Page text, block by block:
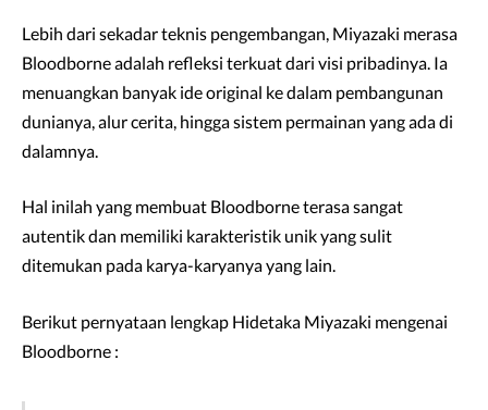
Lebih dari sekadar teknis pengembangan, Miyazaki merasa
Bloodborne adalah refleksi terkuat dari visi pribadinya. Ia
menuangkan banyak ide original ke dalam pembangunan
dunianya, alur cerita, hingga sistem permainan yang ada di
dalamnya.
Hal inilah yang membuat Bloodborne terasa sangat
autentik dan memiliki karakteristik unik yang sulit
ditemukan pada karya-karyanya yang lain.
Berikut pernyataan lengkap Hidetaka Miyazaki mengenai
Bloodborne :